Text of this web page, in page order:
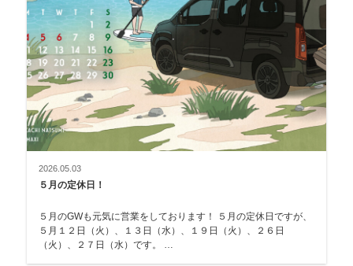
2026.05.03
５月の定休日！
５月のGWも元気に営業をしております！ ５月の定休日ですが、
５月１２日（火）、１３日（水）、１９日（火）、２６日